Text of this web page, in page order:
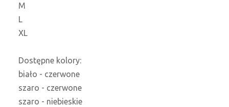
M
L
XL
Dostępne kolory:
biało - czerwone
szaro - czerwone
szaro - niebieskie